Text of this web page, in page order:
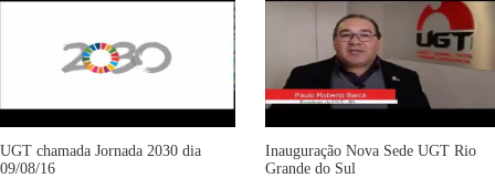
UGT chamada Jornada 2030 dia
09/08/16
Inauguração Nova Sede UGT Rio
Grande do Sul